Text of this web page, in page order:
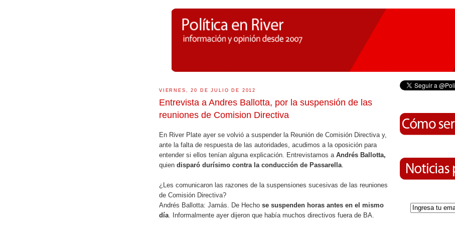
VIERNES, 20 DE JULIO DE 2012
Entrevista a Andres Ballotta, por la suspensión de las
reuniones de Comision Directiva
En River Plate ayer se volvió a suspender la Reunión de Comisión Directiva y,
ante la falta de respuesta de las autoridades, acudimos a la oposición para
entender si ellos tenían alguna explicación. Entrevistamos a Andrés Ballotta,
quien disparó durísimo contra la conducción de Passarella.
¿Les comunicaron las razones de la suspensiones sucesivas de las reuniones
de Comisión Directiva?
Andrés Ballotta: Jamás. De Hecho se suspenden horas antes en el mismo
día. Informalmente ayer dijeron que había muchos directivos fuera de BA.